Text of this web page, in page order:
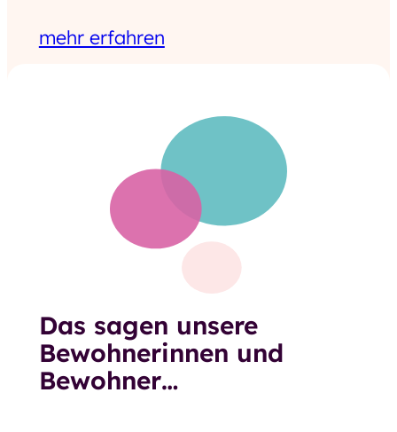
mehr erfahren
Das sagen unsere
Bewohnerinnen und
Bewohner…